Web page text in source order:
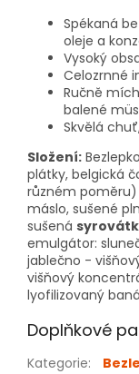
Spékaná
oleje a
Vysoký
Celozrnné
Ručně
balené
Skvělá
Složení:
plátky, belgická
různém
máslo, sušené
sušená
emulgátor:
jablečno -
višňový
lyofilizovaný
Doplňkové
Kategorie: